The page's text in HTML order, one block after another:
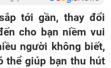
tới gần, thay đổi
cho bạn niềm vui
người không biết,
thể giúp bạn thu hút